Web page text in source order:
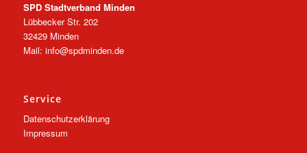
SPD Stadtverband Minden
Lübbecker Str. 202
32429 Minden
Mail: info@spdminden.de
Service
Datenschutzerklärung
Impressum